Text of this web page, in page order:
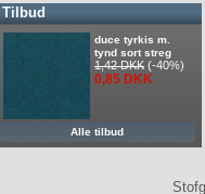
Tilbud
duce tyrkis m.
tynd sort streg
1,42 DKK (-40%)
0,85 DKK
Alle tilbud